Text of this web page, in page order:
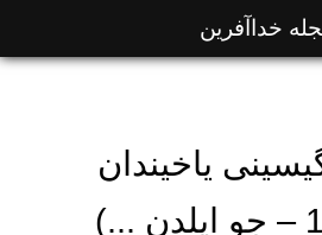
خداآفرین
یاخیندان